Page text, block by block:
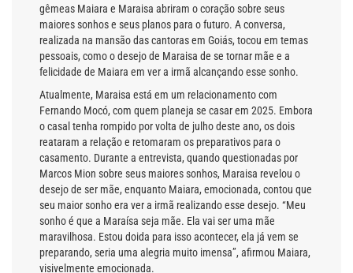
gêmeas Maiara e Maraisa abriram o coração sobre seus
maiores sonhos e seus planos para o futuro. A conversa,
realizada na mansão das cantoras em Goiás, tocou em temas
pessoais, como o desejo de Maraisa de se tornar mãe e a
felicidade de Maiara em ver a irmã alcançando esse sonho.
Atualmente, Maraisa está em um relacionamento com
Fernando Mocó, com quem planeja se casar em 2025. Embora
o casal tenha rompido por volta de julho deste ano, os dois
reataram a relação e retomaram os preparativos para o
casamento. Durante a entrevista, quando questionadas por
Marcos Mion sobre seus maiores sonhos, Maraisa revelou o
desejo de ser mãe, enquanto Maiara, emocionada, contou que
seu maior sonho era ver a irmã realizando esse desejo. “Meu
sonho é que a Maraísa seja mãe. Ela vai ser uma mãe
maravilhosa. Estou doida para isso acontecer, ela já vem se
preparando, seria uma alegria muito imensa”, afirmou Maiara,
visivelmente emocionada.